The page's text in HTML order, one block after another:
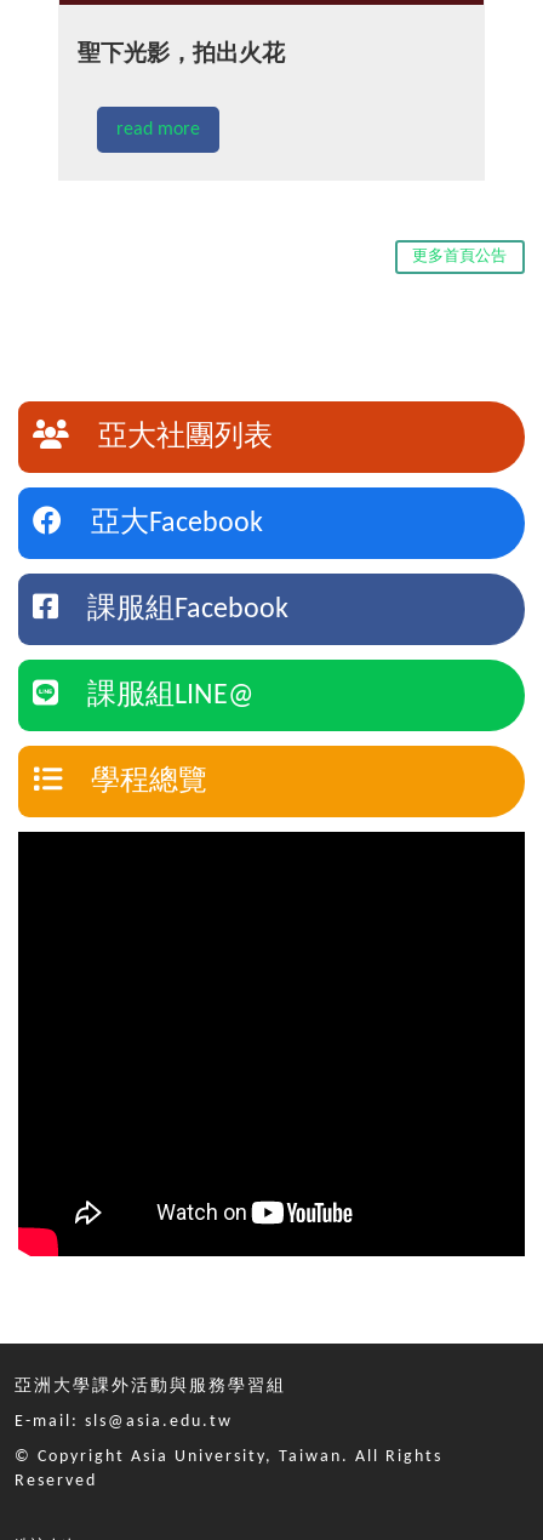
聖下光影，拍出火花
read more
更多首頁公告
亞大社團列表
亞大Facebook
課服組Facebook
課服組LINE@
學程總覽
亞洲大學課外活動與服務學習組
E-mail: sls@asia.edu.tw
© Copyright Asia University, Taiwan. All Rights
Reserved